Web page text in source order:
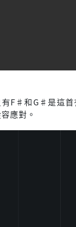
有F♯和G♯是這
應對。